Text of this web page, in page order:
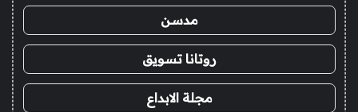
مدسن
روتانا تسويق
مجلة الابداع